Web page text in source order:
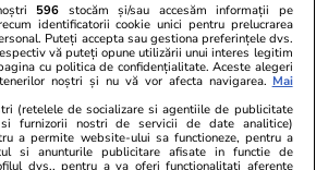
596 stocăm și/sau accesăm informații pe
identificatorii cookie unici pentru prelucrarea
Puteți accepta sau gestiona preferințele dvs.
vă puteți opune utilizării unui interes legitim
cu politica de confidențialitate. Aceste alegeri
noștri și nu vă vor afecta navigarea. Mai
(retelele de socializare si agentiile de publicitate
si furnizorii nostri de servicii de date analitice)
a permite website-ului sa functioneze, pentru a
si anunturile publicitare afisate in functie de
dvs., pentru a va oferi functionalitati aferente